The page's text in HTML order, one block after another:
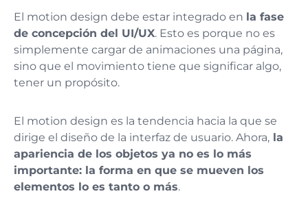
El motion design debe estar integrado en la fase
de concepción del UI/UX. Esto es porque no es
simplemente cargar de animaciones una página,
sino que el movimiento tiene que significar algo,
tener un propósito.
El motion design es la tendencia hacia la que se
dirige el diseño de la interfaz de usuario. Ahora, la
apariencia de los objetos ya no es lo más
importante: la forma en que se mueven los
elementos lo es tanto o más.